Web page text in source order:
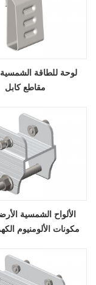
لوحة للطاقة الشمسية
مقاطع كابل
الألواح الشمسية
مكونات الألومنيوم